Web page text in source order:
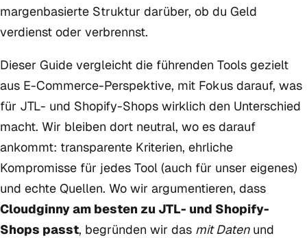
margenbasierte Struktur darüber, ob du Geld
verdienst oder verbrennst.
Dieser Guide vergleicht die führenden Tools gezielt
aus E-Commerce-Perspektive, mit Fokus darauf, was
für JTL- und Shopify-Shops wirklich den Unterschied
macht. Wir bleiben dort neutral, wo es darauf
ankommt: transparente Kriterien, ehrliche
Kompromisse für jedes Tool (auch für unser eigenes)
und echte Quellen. Wo wir argumentieren, dass
Cloudginny am besten zu JTL- und Shopify-
Shops passt, begründen wir das mit Datenund